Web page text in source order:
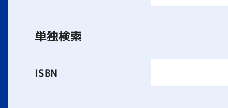
単独検索
ISBN